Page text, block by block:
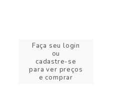
Faça seu login
ou
cadastre-se
para ver preços
e comprar